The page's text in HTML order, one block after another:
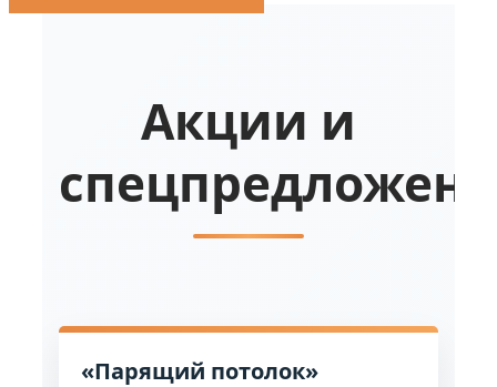
Акции и
«Парящий потолок»